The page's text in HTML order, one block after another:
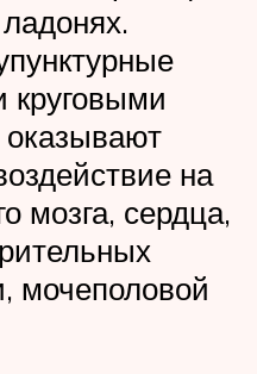
круговыми
на
мозга, сердца,
мочеполовой